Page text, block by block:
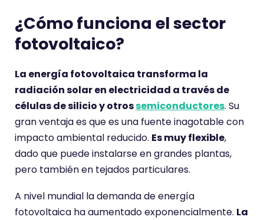
¿Cómo funciona el sector
fotovoltaico?
La energía fotovoltaica transforma la
radiación solar en electricidad a través de
células de silicio y otrossemiconductores. Su
gran ventaja es que es una fuente inagotable con
impacto ambiental reducido. Es muy flexible,
dado que puede instalarse en grandes plantas,
pero también en tejados particulares.
A nivel mundial la demanda de energía
fotovoltaica ha aumentado exponencialmente. La